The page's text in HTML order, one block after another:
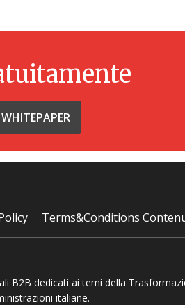
Terms&Conditions
dedicati ai temi della
italiane.